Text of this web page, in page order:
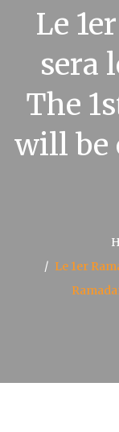
Le
sera
The
will be
Le 1er